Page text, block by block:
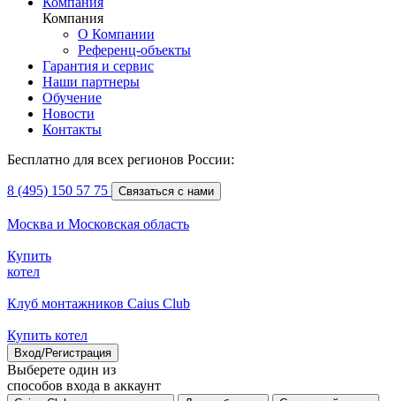
Компания
О Компании
Референц-объекты
Гарантия и сервис
Наши партнеры
Обучение
Новости
Контакты
Бесплатно для всех регионов России:
8 (495) 150 57 75 Связаться с нами
Москва и Московская область
Купить
котел
Клуб монтажников Caius Club
Купить котел
Вход/Регистрация
Выберете один из
способов входа в аккаунт